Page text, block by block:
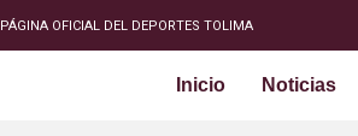
PÁGINA OFICIAL DEL DEPORTES TOLIMA
Inicio Noticias